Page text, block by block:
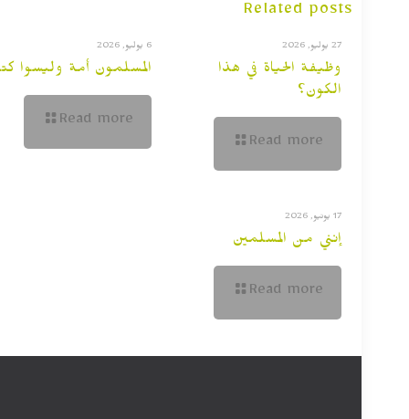
Related posts
27 يوليو, 2026
وظيفة الحياة في هذا
الكون؟
Read more
6 يوليو, 2026
المسلمون أمة وليسوا
Read more
17 يونيو, 2026
إنني من المسلمين
Read more